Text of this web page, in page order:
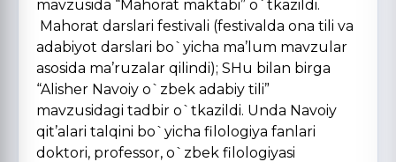
mavzusida “Mahorat maktabi” o`tkazildi.
Mahorat darslari festivali (festivalda ona tili va
adabiyot darslari bo`yicha ma’lum mavzular
asosida ma’ruzalar qilindi); SHu bilan birga
“Alisher Navoiy o`zbek adabiy tili”
mavzusidagi tadbir o`tkazildi. Unda Navoiy
qit’alari talqini bo`yicha filologiya fanlari
doktori, professor, o`zbek filologiyasi